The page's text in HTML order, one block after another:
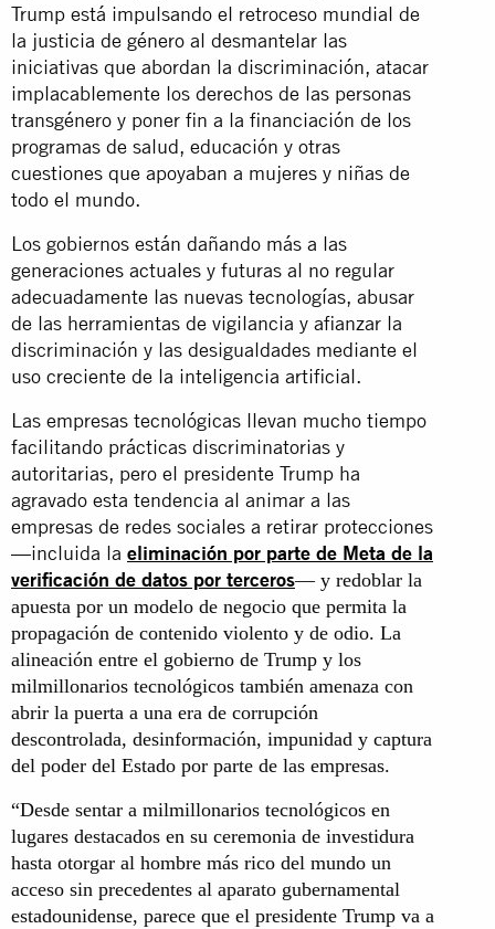
Trump está impulsando el retroceso mundial de
la justicia de género al desmantelar las
iniciativas que abordan la discriminación, atacar
implacablemente los derechos de las personas
transgénero y poner fin a la financiación de los
programas de salud, educación y otras
cuestiones que apoyaban a mujeres y niñas de
todo el mundo.
Los gobiernos están dañando más a las
generaciones actuales y futuras al no regular
adecuadamente las nuevas tecnologías, abusar
de las herramientas de vigilancia y afianzar la
discriminación y las desigualdades mediante el
uso creciente de la inteligencia artificial.
Las empresas tecnológicas llevan mucho tiempo
facilitando prácticas discriminatorias y
autoritarias, pero el presidente Trump ha
agravado esta tendencia al animar a las
empresas de redes sociales a retirar protecciones
—incluida la eliminación por parte de Meta de la
verificación de datos por terceros— y redoblar la
apuesta por un modelo de negocio que permita la
propagación de contenido violento y de odio. La
alineación entre el gobierno de Trump y los
milmillonarios tecnológicos también amenaza con
abrir la puerta a una era de corrupción
descontrolada, desinformación, impunidad y captura
del poder del Estado por parte de las empresas.
“Desde sentar a milmillonarios tecnológicos en
lugares destacados en su ceremonia de investidura
hasta otorgar al hombre más rico del mundo un
acceso sin precedentes al aparato gubernamental
estadounidense, parece que el presidente Trump va a